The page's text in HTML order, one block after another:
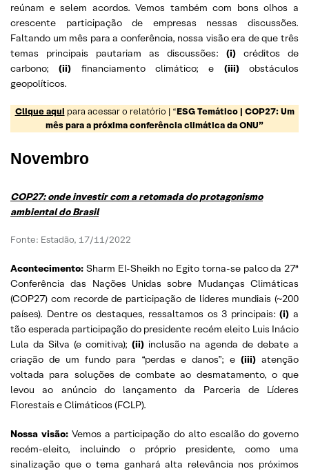
reúnam e selem acordos. Vemos também com bons olhos a
crescente participação de empresas nessas discussões.
Faltando um mês para a conferência, nossa visão era de que três
temas principais pautariam as discussões: (i) créditos de
carbono;(ii) financiamento climático; e (iii)obstáculos
geopolíticos.
Clique aqui para acessar o relatório | “ESG Temático | COP27: Um
mês para a próxima conferência climática da ONU”
Novembro
COP27: onde investir com a retomada do protagonismo
ambiental do Brasil
Fonte: Estadão, 17/11/2022
Acontecimento: Sharm El-Sheikh no Egito torna-se palco da 27ª
Conferência das Nações Unidas sobre Mudanças Climáticas
(COP27) com recorde de participação de líderes mundiais (~200
países). Dentre os destaques, ressaltamos os 3 principais:(i) a
tão esperada participação do presidente recém eleito Luis Inácio
Lula da Silva (e comitiva); (ii) inclusão na agenda de debate a
criação de um fundo para “perdas e danos”; e (iii) atenção
voltada para soluções de combate ao desmatamento, o que
levou ao anúncio do lançamento da Parceria de Líderes
Florestais e Climáticos (FCLP).
Nossa visão: Vemos a participação do alto escalão do governo
recém-eleito, incluindo o próprio presidente, como uma
sinalização que o tema ganhará alta relevância nos próximos